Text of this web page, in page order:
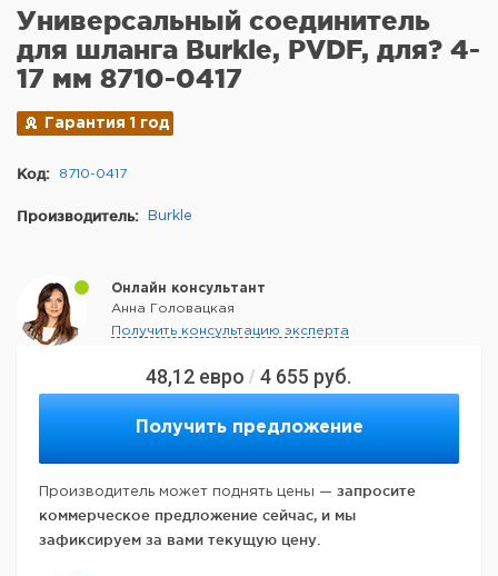
48,12 евро / 4 655 руб.
Получить предложение
Производитель может поднять цены — запросите
коммерческое предложение сейчас, и мы
зафиксируем за вами текущую цену.
Универсальный соединитель
для шланга Burkle, PVDF, для? 4-
17 мм 8710-0417
Гарантия 1 год
Код: 8710-0417
Производитель: Burkle
Онлайн консультант
Анна Головацкая
Получить консультацию эксперта